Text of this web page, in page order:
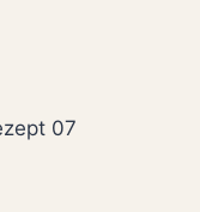
07